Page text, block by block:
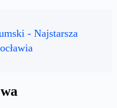
- Najstarsza